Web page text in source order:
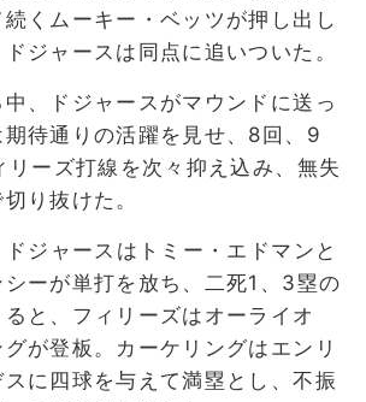
くムーキー・ベッツが押し出し
ジャースは同点に追いついた。
、ドジャースがマウンドに送っ
待通りの活躍を見せ、8回、9
リーズ打線を次々抑え込み、無失
り抜けた。
ジャースはトミー・エドマンと
ーが単打を放ち、二死1、3塁の
と、フィリーズはオーライオ
が登板。カーケリングはエンリ
に四球を与えて満塁とし、不振